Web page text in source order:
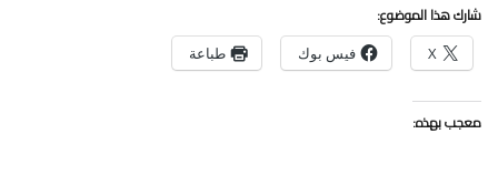
شارك هذا الموضوع:
X فيس بوك طباعة
معجب بهذه: